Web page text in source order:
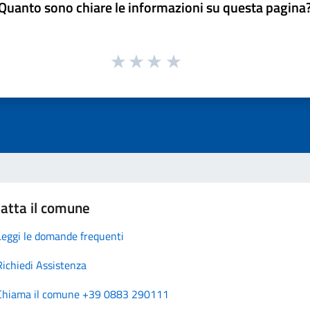
sono chiare le informazioni su questa
il comune
le domande frequenti
Assistenza
il comune +39 0883 290111